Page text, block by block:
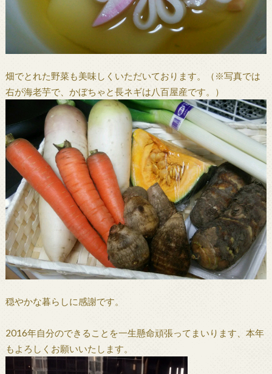
畑でとれた野菜も美味しくいただいております。（※写真では
右が海老芋で、かぼちゃと長ネギは八百屋産です。）
穏やかな暮らしに感謝です。
2016年自分のできることを一生懸命頑張ってまいります、本年
もよろしくお願いいたします。